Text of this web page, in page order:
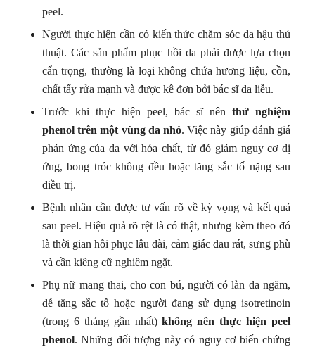
peel.
Người thực hiện cần có kiến thức chăm sóc da hậu thủ
thuật. Các sản phẩm phục hồi da phải được lựa chọn
cẩn trọng, thường là loại không chứa hương liệu, cồn,
chất tẩy rửa mạnh và được kê đơn bởi bác sĩ da liễu.
Trước khi thực hiện peel, bác sĩ nên thử nghiệm
phenol trên một vùng da nhỏ. Việc này giúp đánh giá
phản ứng của da với hóa chất, từ đó giảm nguy cơ dị
ứng, bong tróc không đều hoặc tăng sắc tố nặng sau
điều trị.
Bệnh nhân cần được tư vấn rõ về kỳ vọng và kết quả
sau peel. Hiệu quả rõ rệt là có thật, nhưng kèm theo đó
là thời gian hồi phục lâu dài, cảm giác đau rát, sưng phù
và cần kiêng cữ nghiêm ngặt.
Phụ nữ mang thai, cho con bú, người có làn da ngăm,
dễ tăng sắc tố hoặc người đang sử dụng isotretinoin
(trong 6 tháng gần nhất)không nên thực hiện peel
phenol. Những đối tượng này có nguy cơ biến chứng